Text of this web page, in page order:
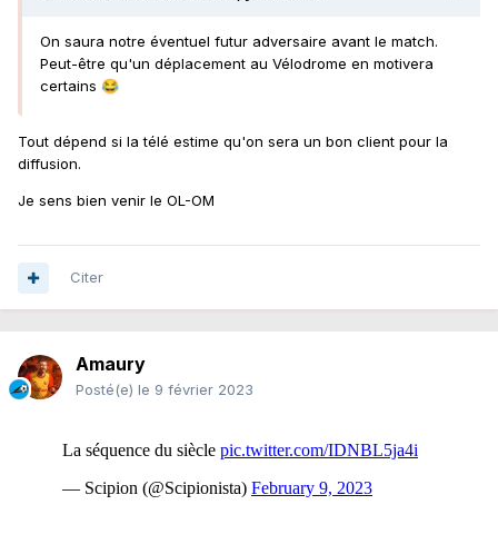
On saura notre éventuel futur adversaire avant le match.
Peut-être qu'un déplacement au Vélodrome en motivera
certains 😂
Tout dépend si la télé estime qu'on sera un bon client pour la
diffusion.
Je sens bien venir le OL-OM
Citer
Amaury
Posté(e) le 9 février 2023